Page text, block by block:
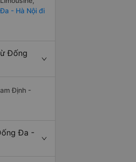
- Hà Nội đi
Đống
Định -
Đa -